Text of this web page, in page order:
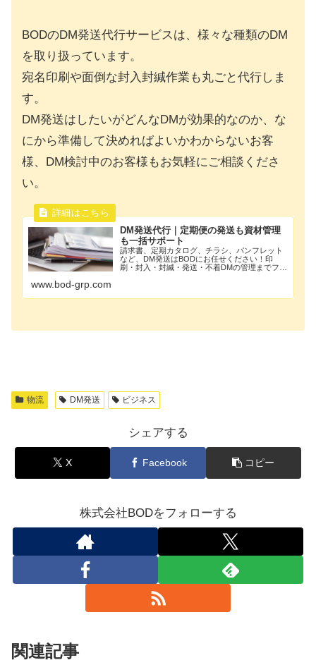
BODのDM発送代行サービスは、様々な種類のDM
を取り扱っています。
宛名印刷や面倒な封入封緘作業も丸ごと代行しま
す。
DM発送はしたいがどんなDMが効果的なのか、な
にから準備して決めればよいかわからないお客
様、DM検討中のお客様もお気軽にご相談くださ
い。
DM発送代行｜定期便の発送も資材管理
も一括サポート
請求書、定期カタログ、チラシ、パンフレット
など、DM発送はBODにお任せください！印
刷・封入・封緘・発送・不着DMの管理までフル
www.bod-grp.com
物流 DM発送 ビジネス
シェアする
X Facebook コピー
株式会社BODをフォローする
関連記事